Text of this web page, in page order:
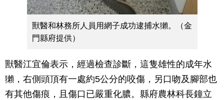
獸醫和林務所人員用網子成功逮捕水獺。（金
門縣府提供）
獸醫江宜倫表示，經過檢查診斷，這隻雄性的成年水
獺，右側頭頂有一處約5公分的咬傷，另口吻及腳部也
有其他傷痕，且傷口已嚴重化膿。縣府農林科長鐘立